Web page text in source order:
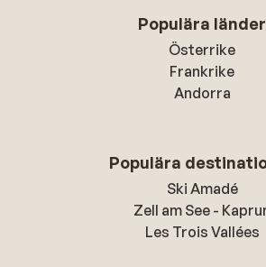
Populära länder
Österrike
Frankrike
Andorra
Populära
Ski Amadé
Zell am See -
Les Trois Vallées